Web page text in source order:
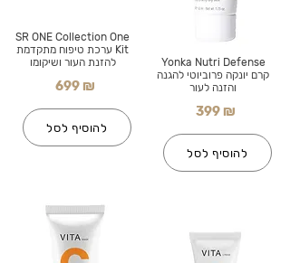
SR ONE Collection One
Kit ערכת טיפוח מתקדמת
להזנת העור ושיקומו
699 ₪
להוסיף לסל
Yonka Nutri Defense
קרם יונקה פרוביוטי להגנה
והזנה לעור
399 ₪
להוסיף לסל